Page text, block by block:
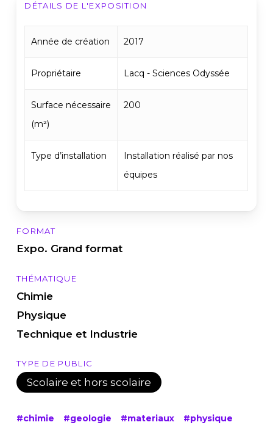
DÉTAILS DE L'EXPOSITION
Année de création 2017
Propriétaire Lacq - Sciences Odyssée
Surface nécessaire
(m²)
200
Type d’installation
Installation réalisé par nos
équipes
FORMAT
Expo. Grand format
THÉMATIQUE
Chimie
Physique
Technique et Industrie
TYPE DE PUBLIC
Scolaire et hors scolaire
#chimie #geologie #materiaux
#physique